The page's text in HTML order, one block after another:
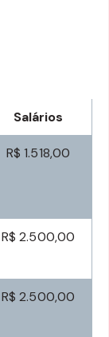
Salários
R$ 1.518,00
R$ 2.500,00
R$ 2.500,00